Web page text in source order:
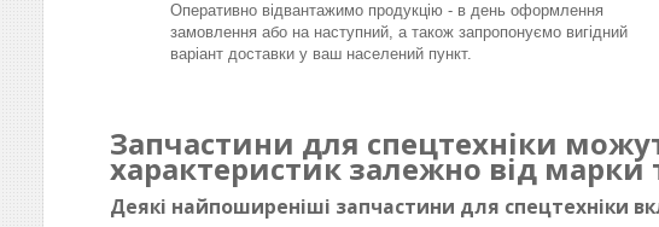
Оперативно відвантажимо продукцію - в день оформлення
замовлення або на наступний, а також запропонуємо вигідний
варіант доставки у ваш населений пункт.
Запчастини для спецтехніки
характеристик залежно від марки
Деякі найпоширеніші запчастини для спецтехніки